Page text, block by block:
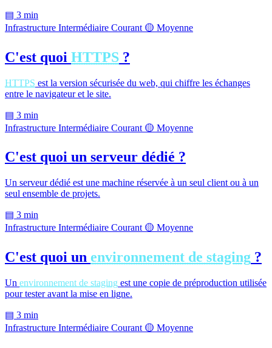
▤ 3 min
Infrastructure Intermédiaire Courant 🟡 Moyenne
C'est quoi HTTPS ?
HTTPS est la version sécurisée du web, qui chiffre les échanges
entre le navigateur et le site.
▤ 3 min
Infrastructure Intermédiaire Courant 🟡 Moyenne
C'est quoi un serveur dédié ?
Un serveur dédié est une machine réservée à un seul client ou à un
seul ensemble de projets.
▤ 3 min
Infrastructure Intermédiaire Courant 🟡 Moyenne
C'est quoi un environnement de staging ?
Un environnement de staging est une copie de préproduction utilisée
pour tester avant la mise en ligne.
▤ 3 min
Infrastructure Intermédiaire Courant 🟡 Moyenne